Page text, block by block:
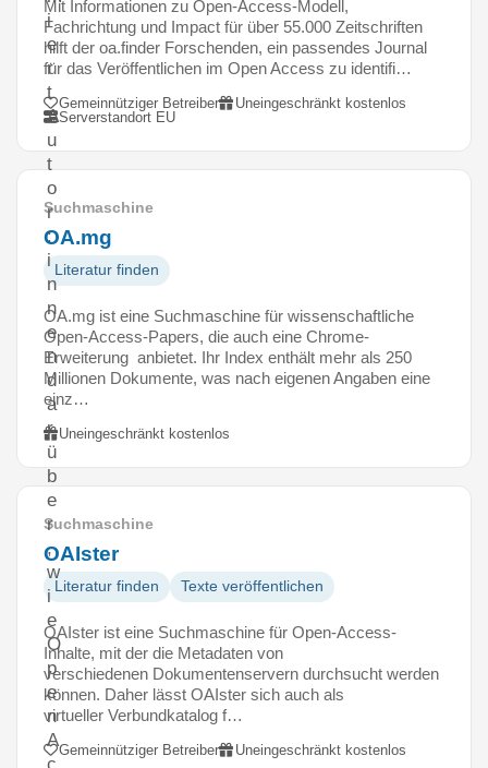
i
e
r
t
A
u
t
o
r
:
i
n
n
e
n
d
a
r
ü
b
e
r
,
w
i
e
O
p
e
n
A
Mit Informationen zu Open-Access-Modell,
Fachrichtung und Impact für über 55.000 Zeitschriften
hilft der oa.finder Forschenden, ein passendes Journal
für das Veröffentlichen im Open Access zu identifi…
Gemeinnütziger Betreiber
Uneingeschränkt kostenlos
Serverstandort EU
Suchmaschine
OA.mg
Literatur finden
OA.mg ist eine Suchmaschine für wissenschaftliche
Open-Access-Papers, die auch eine Chrome-
Erweiterung anbietet. Ihr Index enthält mehr als 250
Millionen Dokumente, was nach eigenen Angaben eine
einz…
Uneingeschränkt kostenlos
Suchmaschine
OAIster
Literatur finden Texte veröffentlichen
OAIster ist eine Suchmaschine für Open-Access-
Inhalte, mit der die Metadaten von
verschiedenen Dokumentenservern durchsucht werden
können. Daher lässt OAIster sich auch als
virtueller Verbundkatalog f…
Gemeinnütziger Betreiber Uneingeschränkt kostenlos